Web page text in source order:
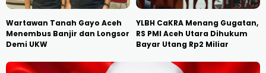
Wartawan Tanah Gayo Aceh
Menembus Banjir dan Longsor
Demi UKW
YLBH CaKRA Menang Gugatan,
RS PMI Aceh Utara Dihukum
Bayar Utang Rp2 Miliar